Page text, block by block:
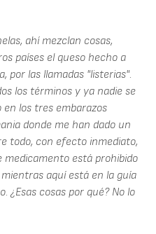
ahí mezclan cosas,
países el queso hecho a
por las llamadas "listerias".
los términos y ya nadie se
los tres embarazos
donde me han dado un
todo, con efecto inmediato,
medicamento está prohibido
aquí está en la guía
¿Esas cosas por qué? No lo